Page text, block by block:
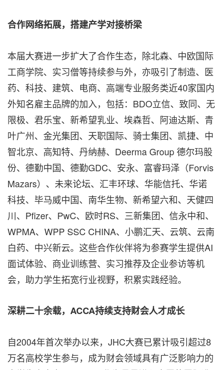
合作网络拓展，搭建产学对接桥梁
本届大赛进一步扩大了合作生态，除北森、中欧国际
工商学院、实习僧等持续参与外，亦吸引了制造、医
药、科技、建筑、电商、高端专业服务类近40家国内
外知名雇主品牌的加入，包括：BDO立信、致同、无
限极、君乐宝、新希望乳业、埃森哲、阿迪达斯、青
叶广州、金光集团、天职国际、骑士集团、凯捷、中
智北京、高知特、丹纳赫、Deerma Group 德尔玛股
份、德勤中国、德勤GDC、安永、富睿玛泽（Forvis
Mazars）、未来论坛、汇丰环球、华能信托、华诺
科技、毕马威中国、南华生物、新希望六和、天健四
川、Pfizer、PwC、欧时RS、三新集团、信永中和、
WPMA、WPP SSC CHINA、小鹏汇天、云筑、云南
白药、中兴新云。这些合作伙伴将为参赛学生提供AI
面试体验、商业训练营、实习推荐及企业参访等机
会，助力学生拓宽行业视野，积累实践经验。
深耕二十余载， ACCA持续支持财会人才成长
自2004年首次举办以来，JHC大赛已累计吸引超过8
万名高校学生参与，成为财会领域具有广泛影响力的